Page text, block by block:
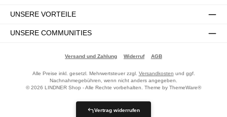
UNSERE VORTEILE
UNSERE COMMUNITIES
Versand und Zahlung Widerruf AGB
Alle Preise inkl. gesetzl. Mehrwertsteuer zzgl. Versandkosten und ggf.
Nachnahmegebühren, wenn nicht anders angegeben.
© 2026 LINDNER Shop - Alle Rechte vorbehalten. Theme by ThemeWare®
Vertrag widerrufen